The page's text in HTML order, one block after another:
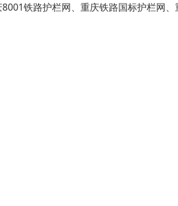
铁路护栏网、重庆铁路国标护栏网